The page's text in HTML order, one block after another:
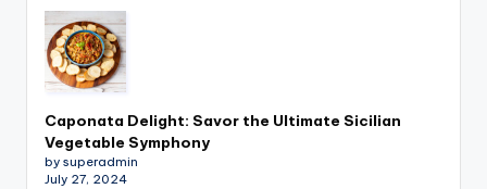
Caponata Delight: Savor the Ultimate Sicilian
Vegetable Symphony
by superadmin
July 27, 2024